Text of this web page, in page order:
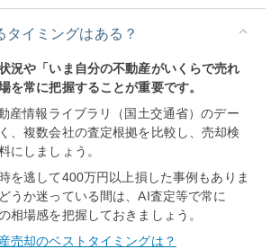
タイミングはある？
況や「いま自分の不動産がいくらで売れ
を常に把握することが重要です。
産情報ライブラリ（国土交通省）のデー
、複数会社の査定根拠を比較し、売却検
にしましょう。
を逃して400万円以上損した事例もありま
うか迷っている間は、AI査定等で常に
相場感を把握しておきましょう。
売却のベストタイミングは？